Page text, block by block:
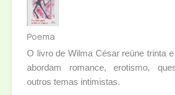
Poema
O livro de Wilma César reúne trinta
abordam romance, erotismo,
outros temas intimistas.